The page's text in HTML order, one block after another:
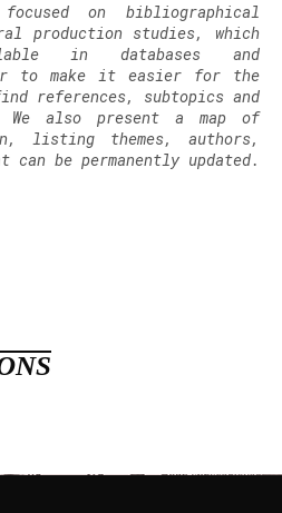
on bibliographical
production studies, which
in databases and
to make it easier for the
references, subtopics and
We also present a map of
listing themes, authors,
be permanently updated.